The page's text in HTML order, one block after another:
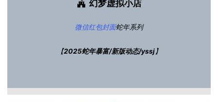
幻梦虚拟小店
微信红包封面蛇年系列
【2025蛇年暴富/新版动态/yssj】